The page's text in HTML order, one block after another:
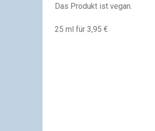
Das Produkt ist vegan.
25 ml für 3,95 €